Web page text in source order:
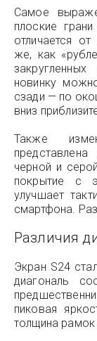
Самое
плоские
отличается
же, как
новинку
сзади — по
вниз
Также
черной и
покрытие с
улучшает
смартфона.
Различия
Экран S24
диагональ
пиковая
толщина